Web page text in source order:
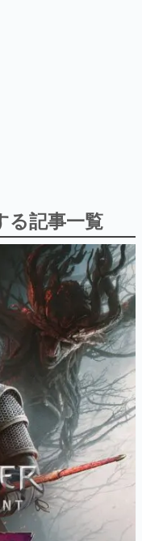
ーに与えた影響を探る企
る主要なトピック・タイト
インタビューや識者による
できる決定版！
エイターの青春〜
知られるマンガ家・田中圭
トマンガです。
ムの魅力を画面や操作の
、硬派で骨太な評論連載
」… ゲームにまつわる言葉
ューター文化史研究家・タ
る記事一覧